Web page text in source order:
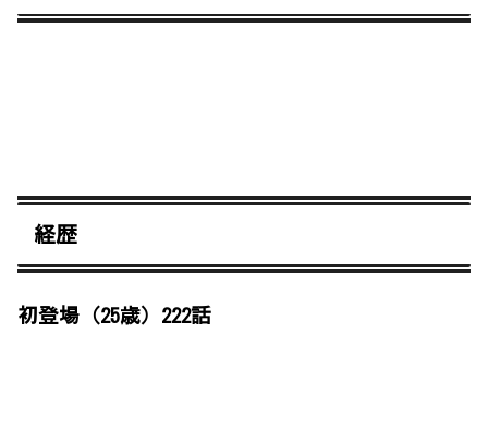
経歴
初登場（25歳）222話